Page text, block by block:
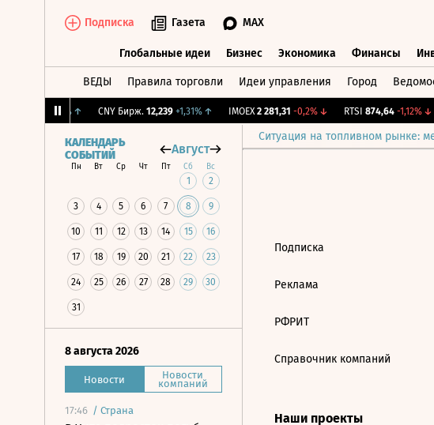
Подписка Газета MAX
Глобальные идеи Бизнес Экономика Финансы
ВЕДЫ Правила торговли Идеи управления Город
↑ CNY Бирж. 12,239 +1,31%↑ IMOEX 2 281,31 -0,2%↓ RTSI 874,64 -1,12%↓
Ситуация на топливном рынке:
КАЛЕНДАРЬ
СОБЫТИЙ
Август
Пн Вт Ср Чт Пт Сб Вс
1 2
3 4 5 6 7 8 9
10 11 12 13 14 15 16
17 18 19 20 21 22 23
24 25 26 27 28 29 30
31
8 августа 2026
Новости Новости
компаний
17:46 / Страна
Подписка
Реклама
РФРИТ
Справочник компаний
Наши проекты